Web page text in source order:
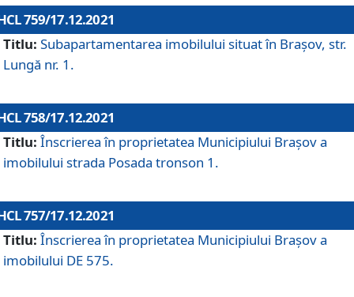
759/17.12.2021
Titlu: Subapartamentarea imobilului situat în Brașov, str.
Lungă nr. 1.
758/17.12.2021
Titlu: Înscrierea în proprietatea Municipiului Brașov a
imobilului strada Posada tronson 1.
757/17.12.2021
Titlu: Înscrierea în proprietatea Municipiului Brașov a
imobilului DE 575.